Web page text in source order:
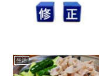
生活